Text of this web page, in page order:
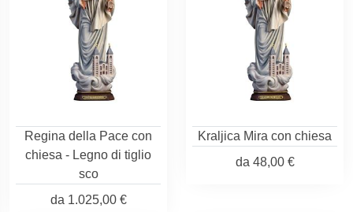
Regina della Pace con
chiesa - Legno di tiglio
sco
da 1.025,00 €
Kraljica Mira con chiesa
da 48,00 €